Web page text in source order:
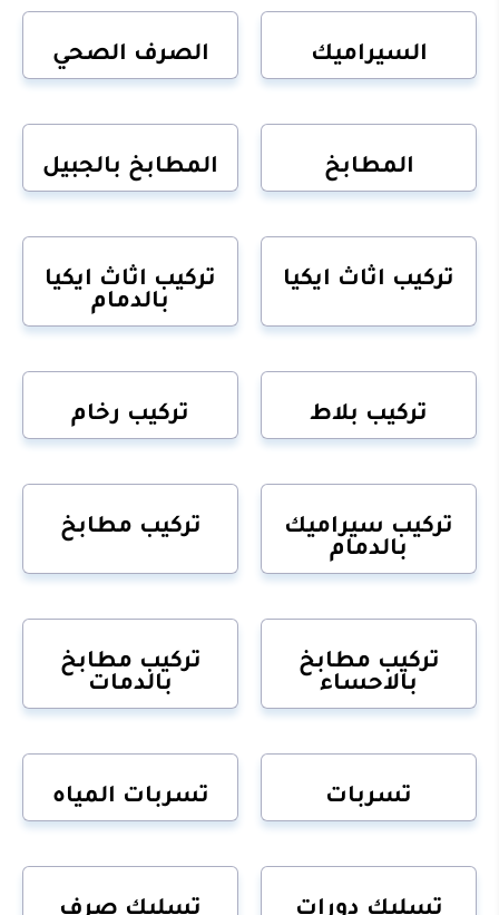
السيراميك الصرف الصحي
المطابخ المطابخ بالجبيل
تركيب اثاث ايكيا
تركيب اثاث ايكيا
بالدمام
تركيب بلاط تركيب رخام
تركيب سيراميك
بالدمام
تركيب مطابخ
تركيب مطابخ
بالاحساء
تركيب مطابخ
بالدمات
تسربات تسربات المياه
تسليك دورات
تسليك صرف